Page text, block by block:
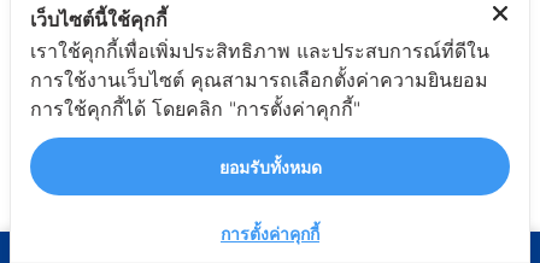
หางปลาต่อสายไฟ
โปรโมชั่น
สินค้าขายดี
แบรนด์
ข้อมูลกฎหมาย
นโยบายความเป็นส่วนตัว
ช่องทางการเปลี่ยนแปลงความยินยอม
เปรียบเทียบ 1/4
เว็บไซต์นี้ใช้คุกกี้
เราใช้คุกกี้เพื่อเพิ่มประสิทธิภาพ และประสบการณ์ที่ดีใน
การใช้งานเว็บไซต์ คุณสามารถเลือกตั้งค่าความยินยอม
การใช้คุกกี้ได้ โดยคลิก "การตั้งค่าคุกกี้"
ยอมรับทั้งหมด
การตั้งค่าคุกกี้